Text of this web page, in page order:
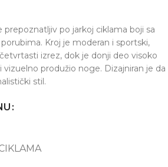
prepoznatljiv po jarkoj ciklama boji sa
Kroj je moderan i sportski,
izrez, dok je donji deo visoko
produžio noge. Dizajniran je da
stil.